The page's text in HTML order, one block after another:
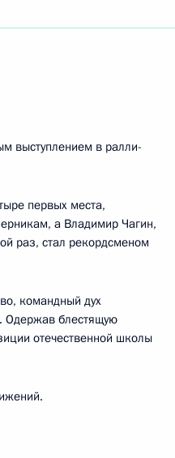
выступлением в ралли-
первых места,
а Владимир Чагин,
раз, стал рекордсменом
командный дух
Одержав блестящую
отечественной школы